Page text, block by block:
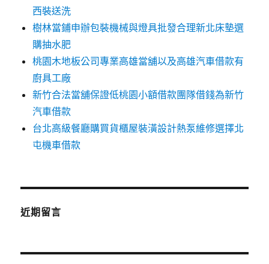
西裝送洗
樹林當鋪申辦包裝機械與燈具批發合理新北床墊選
購抽水肥
桃園木地板公司專業高雄當舖以及高雄汽車借款有
廚具工廠
新竹合法當舖保證低桃園小額借款團隊借錢為新竹
汽車借款
台北高級餐廳購買貨櫃屋裝潢設計熱泵維修選擇北
屯機車借款
近期留言